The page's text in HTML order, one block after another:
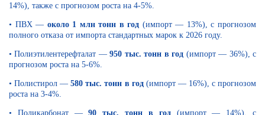
14%), также с прогнозом роста на 4-5%.
• ПВХ — около 1 млн тонн в год (импорт — 13%), с прогнозом
полного отказа от импорта стандартных марок к 2026 году.
• Полиэтилентерефталат —950 тыс. тонн в год (импорт — 36%), с
прогнозом роста на 5-6%.
• Полистирол —580 тыс. тонн в год(импорт — 16%), с прогнозом
роста на 3-4%.
• Поликарбонат —90 тыс. тонн в год(импорт — 14%), с